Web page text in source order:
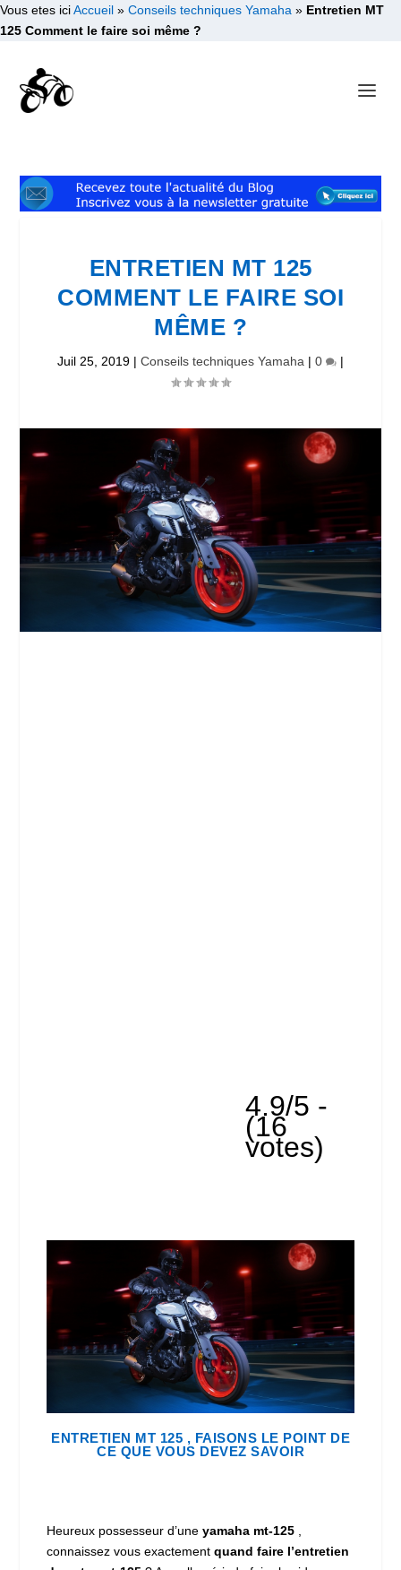
Vous etes iciAccueil » Conseils techniques Yamaha » Entretien MT
125 Comment le faire soi même ?
ENTRETIEN MT 125
COMMENT LE FAIRE SOI
MÊME ?
Juil 25, 2019 | Conseils techniques Yamaha | 0 |
4.9/5 -
(16
votes)
ENTRETIEN MT 125 , FAISONS LE POINT DE
CE QUE VOUS DEVEZ SAVOIR
Heureux possesseur d’uneyamaha mt-125 ,
connaissez vous exactementquand faire l’entretien